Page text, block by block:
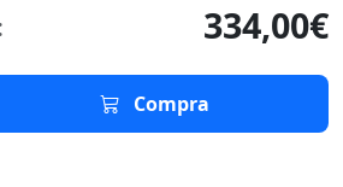
334,00€
Compra